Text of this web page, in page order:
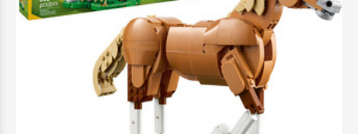
LEGO Creator Beautiful Horse - 31166